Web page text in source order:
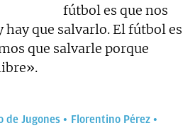
fútbol es que nos
hay que salvarlo. El fútbol es
que salvarle porque
de Jugones
Florentino Pérez